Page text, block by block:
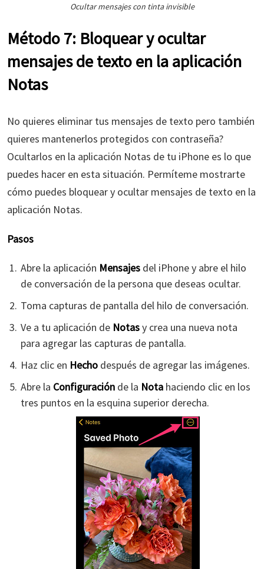
Ocultar mensajes con tinta invisible
Método 7: Bloquear y ocultar
mensajes de texto en la aplicación
Notas
No quieres eliminar tus mensajes de texto pero también
quieres mantenerlos protegidos con contraseña?
Ocultarlos en la aplicación Notas de tu iPhone es lo que
puedes hacer en esta situación. Permíteme mostrarte
cómo puedes bloquear y ocultar mensajes de texto en la
aplicación Notas.
Pasos
Abre la aplicación Mensajesdel iPhone y abre el hilo
de conversación de la persona que deseas ocultar.
Toma capturas de pantalla del hilo de conversación.
Ve a tu aplicación de Notasy crea una nueva nota
para agregar las capturas de pantalla.
Haz clic en Hechodespués de agregar las imágenes.
Abre la Configuraciónde la Notahaciendo clic en los
tres puntos en la esquina superior derecha.